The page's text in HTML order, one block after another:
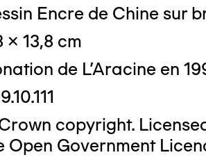
Encre de Chine sur
x 13,8 cm
de L'Aracine en
copyright.
Open Government